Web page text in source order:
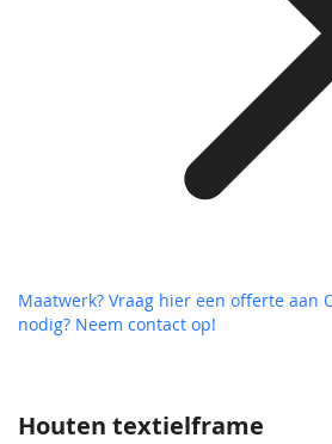
Houten textielframe
Maatwerk? Vraag hier een offerte aan
nodig? Neem contact op!